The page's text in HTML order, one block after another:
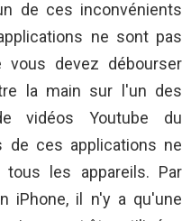
de ces inconvénients
ne sont pas
vous devez débourser
la main sur l'un des
vidéos Youtube du
de ces applications ne
les appareils. Par
iPhone, il n'y a qu'une